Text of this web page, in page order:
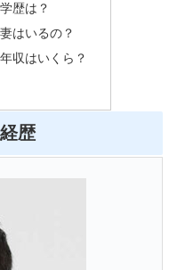
歴は？
はいるの？
収はいくら？
歴